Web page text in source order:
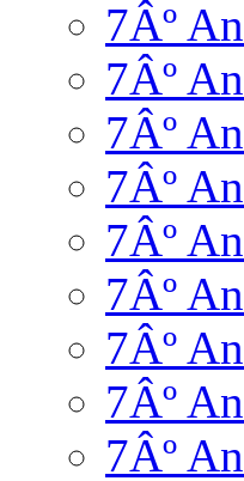
7Âº
7Âº
7Âº
7Âº
7Âº
7Âº
7Âº
7Âº
7Âº